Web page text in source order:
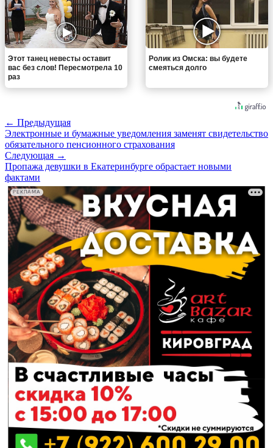
Этот танец невесты оставит
вас без слов! Пересмотрела 10
раз
Ролик из Омска: вы будете
смеяться долго
← Предыдущая
Электронные и бумажные уведомления заменят свидетельство
обязательного пенсионного страхования
Следующая →
Пропажа девушки в Екатеринбурге обрастает новыми
фактами
РЕКЛАМА